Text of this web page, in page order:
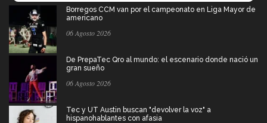
Borregos CCM van por el campeonato en Liga Mayor de
americano
06 Agosto 2026
De PrepaTec Qro al mundo: el escenario donde nació un
gran sueño
06 Agosto 2026
Tec y UT Austin buscan "devolver la voz" a
hispanohablantes con afasia